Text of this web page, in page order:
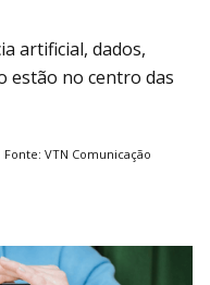
artificial, dados,
estão no centro das
Fonte: VTN Comunicação